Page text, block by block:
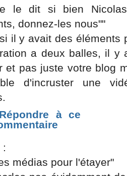
le dit si bien
donnez-les nous""
il y avait des éléments
a deux balles, il y
et pas juste votre blog
d'incruster une
:
médias pour l'étayer"